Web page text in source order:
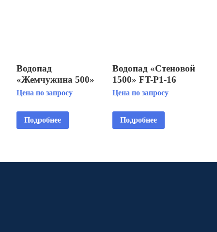
Водопад
«Жемчужина 500»
FT-Р1-01
Цена по запросу
Подробнее
Водопад «Стеновой
1500» FT-Р1-16
Цена по запросу
Подробнее